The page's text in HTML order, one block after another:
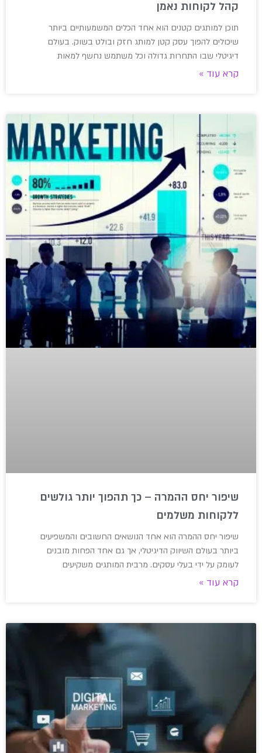
קהל לקוחות נאמן
תוכן למותגים קטנים הוא אחד הכלים המשמעותיים ביותר
שיכולים להפוך עסק קטן למותג חזק ובולט בשוק. בעולם
דיגיטלי שבו התחרות גדולה וכל משתמש נחשף למאות
קרא עוד »
שיפור יחס ההמרה – כך תהפוך יותר גולשים
ללקוחות משלמים
שיפור יחס ההמרה הוא אחד הנושאים החשובים והמשפיעים
ביותר בעולם השיווק הדיגיטלי, אך גם אחד הפחות מובנים
לעומק על ידי בעלי עסקים. מרבית המותגים משקיעים
קרא עוד »